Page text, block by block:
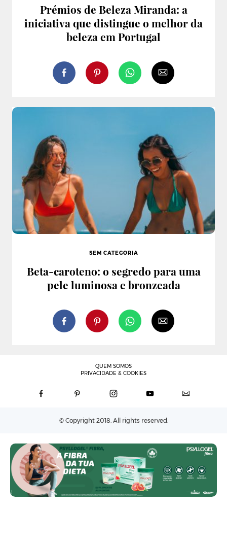
Prémios de Beleza Miranda: a
iniciativa que distingue o melhor da
beleza em Portugal
SEM CATEGORIA
Beta-caroteno: o segredo para uma
pele luminosa e bronzeada
QUEM SOMOS
PRIVACIDADE & COOKIES
© Copyright 2018. All rights reserved.